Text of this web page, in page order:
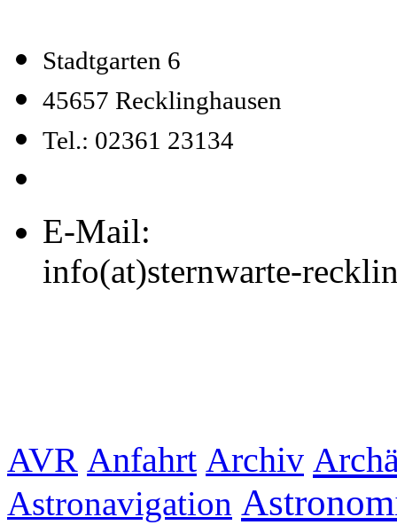
Stadtgarten 6
45657 Recklinghausen
Tel.: 02361 23134
E-Mail:
info(at)sternwarte-
AVR Anfahrt Archiv
Astronavigation